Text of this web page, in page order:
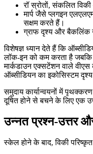
रॉ स्रोतों, संकलित
मार्प जैसे प्लगइन
सक्षम करते हैं।
ग्राफ दृश्य और बैकलिंक
विशेषज्ञ ध्यान देते हैं कि
लॉक-इन को कम करता है
मार्कडाउन एक्सटेंशन वाले
ऑब्सीडियन का इकोसिस्टम
समुदाय कार्यान्वयनों में
दूषित होने से बचने के लिए एक
उन्नत प्रश्न-उत्तर
स्केल होने के बाद, विकी